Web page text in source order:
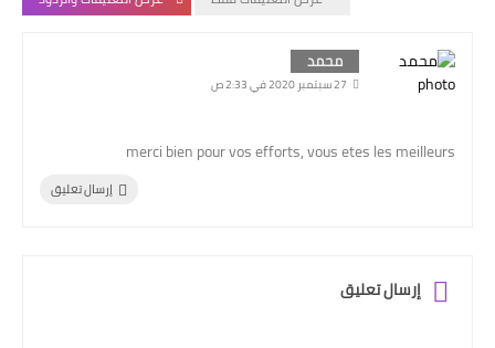
محمد
27 سبتمبر 2020 في 2:33 ص
merci bien pour vos efforts, vous etes les meilleurs
إرسال تعليق
إرسال تعليق